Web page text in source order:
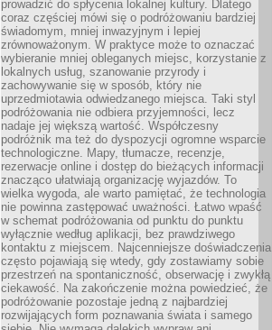
prowadzić do spłycenia lokalnej kultury. Dlatego
coraz częściej mówi się o podróżowaniu bardziej
świadomym, mniej inwazyjnym i lepiej
zrównoważonym. W praktyce może to oznaczać
wybieranie mniej obleganych miejsc, korzystanie z
lokalnych usług, szanowanie przyrody i
zachowywanie się w sposób, który nie
uprzedmiotawia odwiedzanego miejsca. Taki styl
podróżowania nie odbiera przyjemności, lecz
nadaje jej większą wartość. Współczesny
podróżnik ma też do dyspozycji ogromne wsparcie
technologiczne. Mapy, tłumacze, recenzje,
rezerwacje online i dostęp do bieżących informacji
znacząco ułatwiają organizację wyjazdów. To
wielka wygoda, ale warto pamiętać, że technologia
nie powinna zastępować uważności. Łatwo wpaść
w schemat podróżowania od punktu do punktu
wyłącznie według aplikacji, bez prawdziwego
kontaktu z miejscem. Najcenniejsze doświadczenia
często pojawiają się wtedy, gdy zostawiamy sobie
przestrzeń na spontaniczność, obserwację i zwykłą
ciekawość. Na zakończenie można powiedzieć, że
podróżowanie pozostaje jedną z najbardziej
rozwijających form poznawania świata i samego